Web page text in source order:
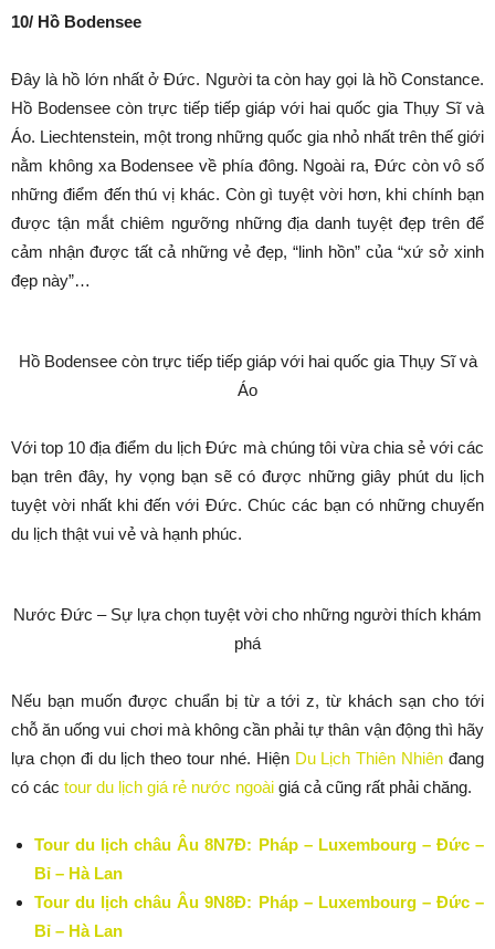
10/ Hồ Bodensee
Đây là hồ lớn nhất ở Đức. Người ta còn hay gọi là hồ Constance.
Hồ Bodensee còn trực tiếp tiếp giáp với hai quốc gia Thụy Sĩ và
Áo. Liechtenstein, một trong những quốc gia nhỏ nhất trên thế giới
nằm không xa Bodensee về phía đông. Ngoài ra, Đức còn vô số
những điểm đến thú vị khác. Còn gì tuyệt vời hơn, khi chính bạn
được tận mắt chiêm ngưỡng những địa danh tuyệt đẹp trên để
cảm nhận được tất cả những vẻ đẹp, “linh hồn” của “xứ sở xinh
đẹp này”…
Hồ Bodensee còn trực tiếp tiếp giáp với hai quốc gia Thụy Sĩ và
Áo
Với top 10 địa điểm du lịch Đức mà chúng tôi vừa chia sẻ với các
bạn trên đây, hy vọng bạn sẽ có được những giây phút du lịch
tuyệt vời nhất khi đến với Đức. Chúc các bạn có những chuyến
du lịch thật vui vẻ và hạnh phúc.
Nước Đức – Sự lựa chọn tuyệt vời cho những người thích khám
phá
Nếu bạn muốn được chuẩn bị từ a tới z, từ khách sạn cho tới
chỗ ăn uống vui chơi mà không cần phải tự thân vận động thì hãy
lựa chọn đi du lịch theo tour nhé. Hiện Du Lịch Thiên Nhiên đang
có các tour du lịch giá rẻ nước ngoài giá cả cũng rất phải chăng.
Tour du lịch châu Âu 8N7Đ: Pháp – Luxembourg – Đức –
Bỉ – Hà Lan
Tour du lịch châu Âu 9N8Đ: Pháp – Luxembourg – Đức –
Bỉ – Hà Lan